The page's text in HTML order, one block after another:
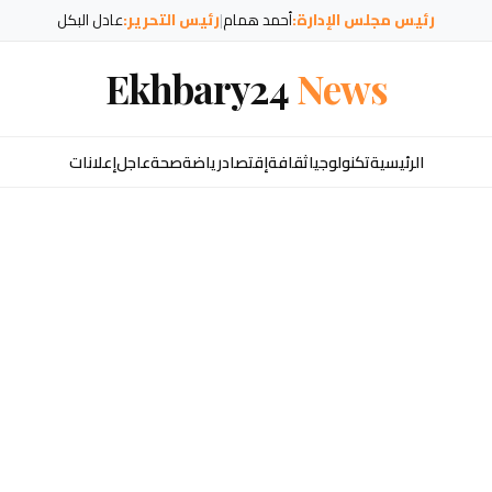
رئيس مجلس الإدارة:أحمد همام|رئيس التحرير:عادل البكل
Ekhbary24News
الرئيسيةتكنولوجياثقافةإقتصادرياضةصحةعاجلإعلانات